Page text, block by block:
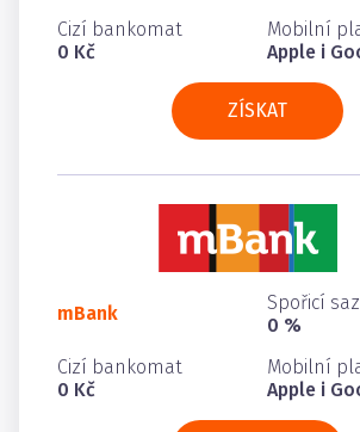
Cizí bankomat
0 Kč
Mobilní
Apple i
ZÍSKAT
mBank
Spořicí
0 %
Cizí bankomat
0 Kč
Mobilní
Apple i